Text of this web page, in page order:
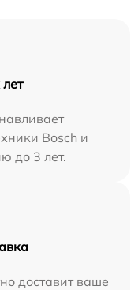
Bosch и
до 3 лет.
доставит ваше